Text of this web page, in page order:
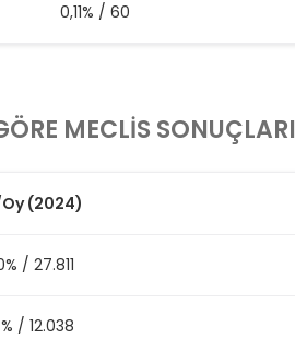
0,11% / 60
MECLİS SONUÇLARI
Oy(2024)
/ 27.811
/ 12.038